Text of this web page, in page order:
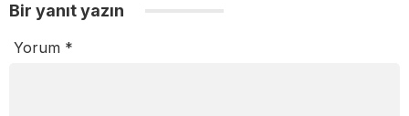
Bir yanıt yazın
Yorum *